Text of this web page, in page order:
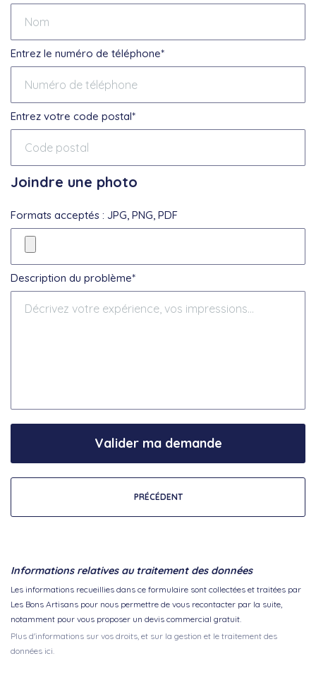
Entrez le numéro de téléphone*
Entrez votre code postal*
Joindre une photo
Formats acceptés : JPG, PNG, PDF
Description du problème*
PRÉCÉDENT
Valider ma demande
Informations relatives au traitement des données
Les informations recueillies dans ce formulaire sont collectées et traitées par
Les Bons Artisans pour nous permettre de vous recontacter par la suite,
notamment pour vous proposer un devis commercial gratuit.
Plus d'informations sur vos droits, et sur la gestion et le traitement des
données ici.